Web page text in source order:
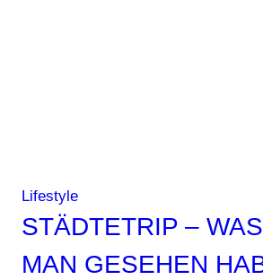
Lifestyle
STÄDTETRIP –
MAN GESEHEN